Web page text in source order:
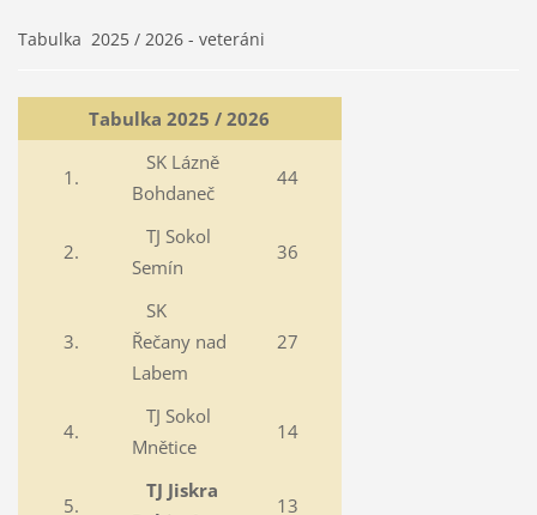
Tabulka 2025 / 2026 - veteráni
Tabulka 2025 / 2026
1.
SK Lázně
Bohdaneč
44
2.
TJ Sokol
Semín
36
3.
SK
Řečany nad
Labem
27
4.
TJ Sokol
Mnětice
14
5.
TJ Jiskra
13